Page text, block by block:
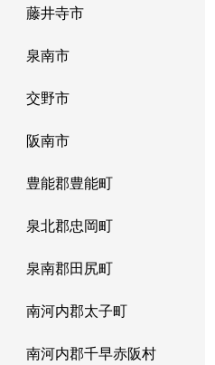
藤井寺市
泉南市
交野市
阪南市
豊能郡豊能町
泉北郡忠岡町
泉南郡田尻町
南河内郡太子町
南河内郡千早赤阪村